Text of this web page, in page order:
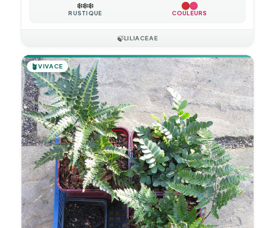
❄️❄️❄️
RUSTIQUE COULEURS
🍃LILIACEAE
🪴VIVACE